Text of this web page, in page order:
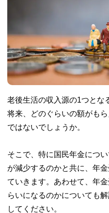
老後生活の収入源の1つとな
将来、どのぐらいの額がも
ではないでしょうか。
そこで、特に国民年金につ
が減少するのかと共に、年
ていきます。あわせて、年
らいになるのかについても
してください。